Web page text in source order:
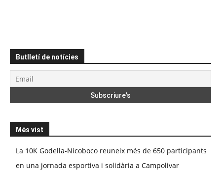
Butlletí de notícies
Més vist
La 10K Godella-Nicoboco reuneix més de 650 participants
en una jornada esportiva i solidària a Campolivar